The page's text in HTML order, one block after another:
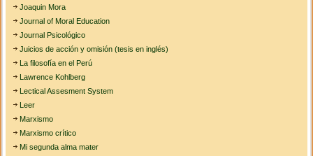
Joaquin Mora
Journal of Moral Education
Journal Psicológico
Juicios de acción y omisión (tesis en inglés)
La filosofía en el Perú
Lawrence Kohlberg
Lectical Assesment System
Leer
Marxismo
Marxismo crítico
Mi segunda alma mater